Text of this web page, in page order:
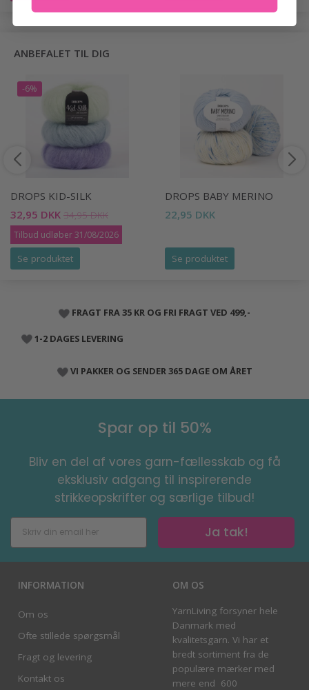
ANBEFALET TIL DIG
-6%
DROPS KID-SILK
32,95 DKK 34,95 DKK
Tilbud udløber 31/08/2026
Se produktet
DROPS BABY MERINO
22,95 DKK
Se produktet
FRAGT FRA 35 KR OG FRI FRAGT VED 499,-
1-2 DAGES LEVERING
VI PAKKER OG SENDER 365 DAGE OM ÅRET
Spar op til 50%
Bliv en del af vores garn-fællesskab og få
eksklusiv adgang til inspirerende
strikkeopskrifter og særlige tilbud!
Ja tak!
INFORMATION
Om os
Ofte stillede spørgsmål
Fragt og levering
Kontakt os
OM OS
YarnLiving forsyner hele
Danmark med
kvalitetsgarn. Vi har et
bredt sortiment fra de
populære mærker med
mere end 600